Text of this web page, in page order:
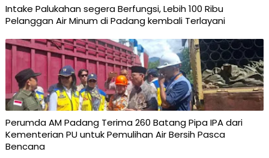
Intake Palukahan segera Berfungsi, Lebih 100 Ribu
Pelanggan Air Minum di Padang kembali Terlayani
Perumda AM Padang Terima 260 Batang Pipa IPA dari
Kementerian PU untuk Pemulihan Air Bersih Pasca
Bencana